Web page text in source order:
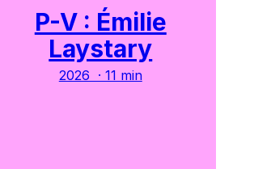
P-V : Émilie
Laystary
2026 · 11 min